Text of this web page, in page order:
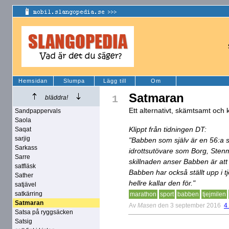
Hemsidan Slumpa Lägg till Om
bläddra!
Sandpappervals
Saola
Saqat
sarjig
Sarkass
Sarre
satfläsk
Sather
satjävel
satkärring
Satmaran
Satsa på ryggsäcken
Satsig
1 Satmaran
Ett alternativt, skämtsamt och
Klippt från tidningen DT:
"Babben som själv är en 56:a
idrottsutövare som Borg,
skillnaden anser Babben är
Babben har också ställt upp i
hellre kallar den för."
marathon sport babben tjejmilen
Av Masen den 3 september 2016 4